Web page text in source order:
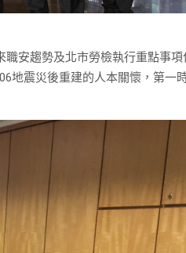
安趨勢及北市勞檢執行重點事項
地震災後重建的人本關懷，第一